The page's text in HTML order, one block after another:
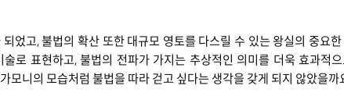
었고, 불법의 확산 또한 대규모 영토를 다스릴 수 있는 왕실의 중요
로 표현하고, 불법의 전파가 가지는 추상적인 의미를 더욱 효과적
모니의 모습처럼 불법을 따라 걷고 싶다는 생각을 갖게 되지 않았을까